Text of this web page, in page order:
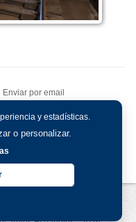
y estadísticas.
o personalizar.
Enviar por email